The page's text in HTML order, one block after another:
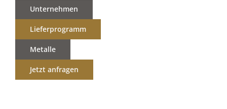
Unternehmen
Lieferprogramm
Metalle
Jetzt anfragen